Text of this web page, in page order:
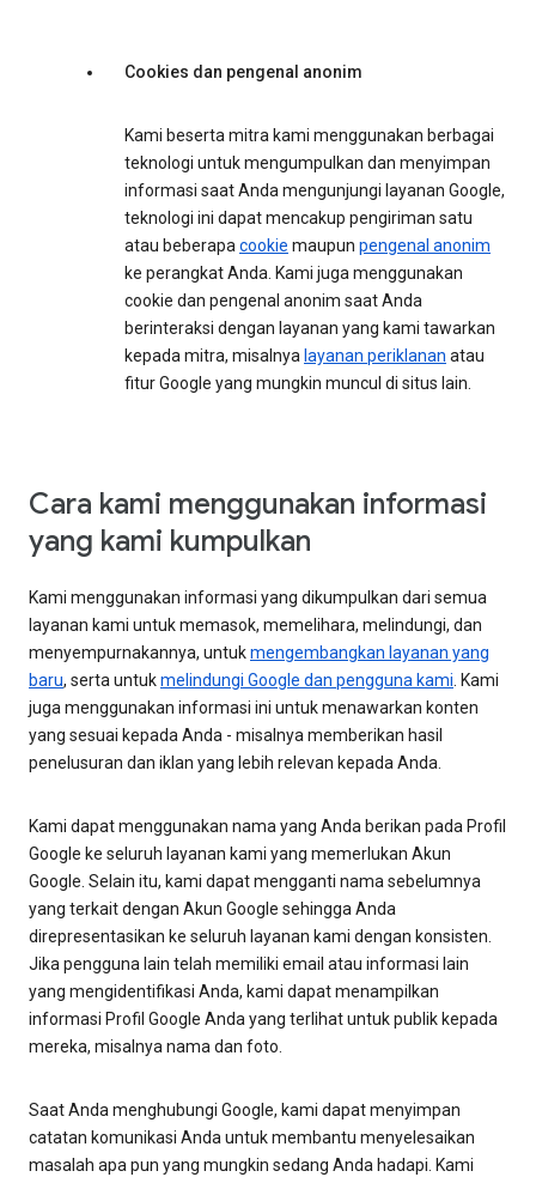
Cookies dan pengenal anonim
Kami beserta mitra kami menggunakan berbagai
teknologi untuk mengumpulkan dan menyimpan
informasi saat Anda mengunjungi layanan Google,
teknologi ini dapat mencakup pengiriman satu
atau beberapacookie maupun pengenal anonim
ke perangkat Anda. Kami juga menggunakan
cookie dan pengenal anonim saat Anda
berinteraksi dengan layanan yang kami tawarkan
kepada mitra, misalnya layanan periklanan atau
fitur Google yang mungkin muncul di situs lain.
Cara kami menggunakan informasi
yang kami kumpulkan
Kami menggunakan informasi yang dikumpulkan dari semua
layanan kami untuk memasok, memelihara, melindungi, dan
menyempurnakannya, untukmengembangkan layanan yang
baru, serta untukmelindungi Google dan pengguna kami. Kami
juga menggunakan informasi ini untuk menawarkan konten
yang sesuai kepada Anda - misalnya memberikan hasil
penelusuran dan iklan yang lebih relevan kepada Anda.
Kami dapat menggunakan nama yang Anda berikan pada Profil
Google ke seluruh layanan kami yang memerlukan Akun
Google. Selain itu, kami dapat mengganti nama sebelumnya
yang terkait dengan Akun Google sehingga Anda
direpresentasikan ke seluruh layanan kami dengan konsisten.
Jika pengguna lain telah memiliki email atau informasi lain
yang mengidentifikasi Anda, kami dapat menampilkan
informasi Profil Google Anda yang terlihat untuk publik kepada
mereka, misalnya nama dan foto.
Saat Anda menghubungi Google, kami dapat menyimpan
catatan komunikasi Anda untuk membantu menyelesaikan
masalah apa pun yang mungkin sedang Anda hadapi. Kami